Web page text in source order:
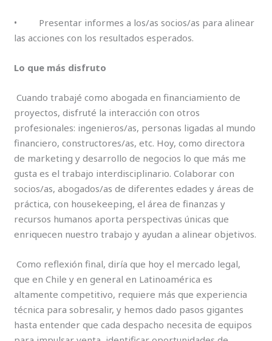
• Presentar informes a los/as socios/as para alinear
las acciones con los resultados esperados.
Lo que más disfruto
Cuando trabajé como abogada en financiamiento de
proyectos, disfruté la interacción con otros
profesionales: ingenieros/as, personas ligadas al mundo
financiero, constructores/as, etc. Hoy, como directora
de marketing y desarrollo de negocios lo que más me
gusta es el trabajo interdisciplinario. Colaborar con
socios/as, abogados/as de diferentes edades y áreas de
práctica, con housekeeping, el área de finanzas y
recursos humanos aporta perspectivas únicas que
enriquecen nuestro trabajo y ayudan a alinear objetivos.
Como reflexión final, diría que hoy el mercado legal,
que en Chile y en general en Latinoamérica es
altamente competitivo, requiere más que experiencia
técnica para sobresalir, y hemos dado pasos gigantes
hasta entender que cada despacho necesita de equipos